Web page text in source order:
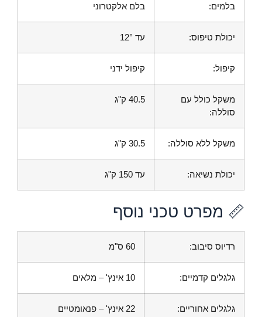
בלמים: בלם אלקטרוני
יכולת טיפוס: עד 12°
קיפול: קיפול ידני
משקל כולל עם
סוללה:
40.5 ק"ג
משקל ללא סוללה: 30.5 ק"ג
יכולת נשיאה: עד 150 ק"ג
📏 מפרט טכני נוסף
רדיוס סיבוב: 60 ס"מ
גלגלים קדמיים: 10 אינץ' – מלאים
גלגלים אחוריים: 22 אינץ' – פנאומטיים